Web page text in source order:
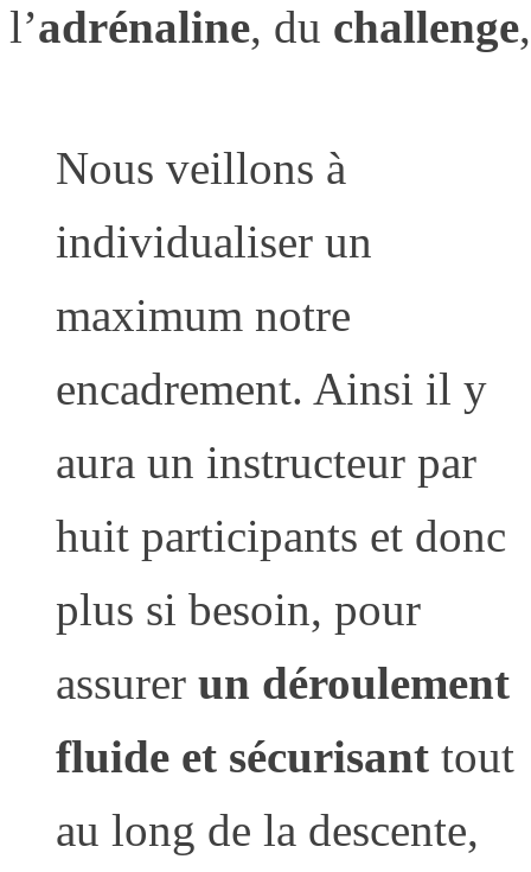
l’adrénaline, du challenge
Nous veillons à
individualiser un
maximum notre
encadrement. Ainsi il y
aura un instructeur par
huit participants et donc
plus si besoin, pour
assurer un déroulement
fluide et sécurisanttout
au long de la descente,